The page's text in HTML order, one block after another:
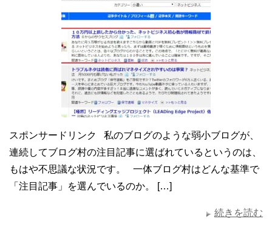
スポンサードリンク 私のブログのような弱小ブログが、
連続してブログ村の注目記事に選ばれているというのは、
もはや不思議な状況です。 一体ブログ村はどんな基準で
「注目記事」を選んでいるのか。 […]
続きを読む